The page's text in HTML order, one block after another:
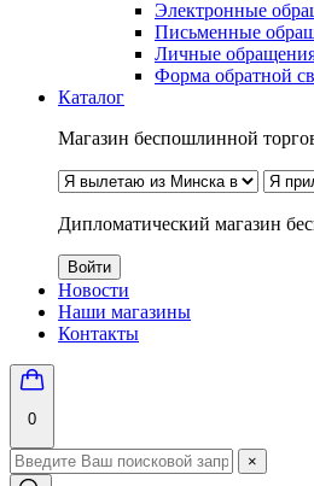
Электронные
Письменные
Личные
Форма обратной
Каталог
Магазин беспошлинной
Дипломатический магазин
Войти
Новости
Наши магазины
Контакты
0
×